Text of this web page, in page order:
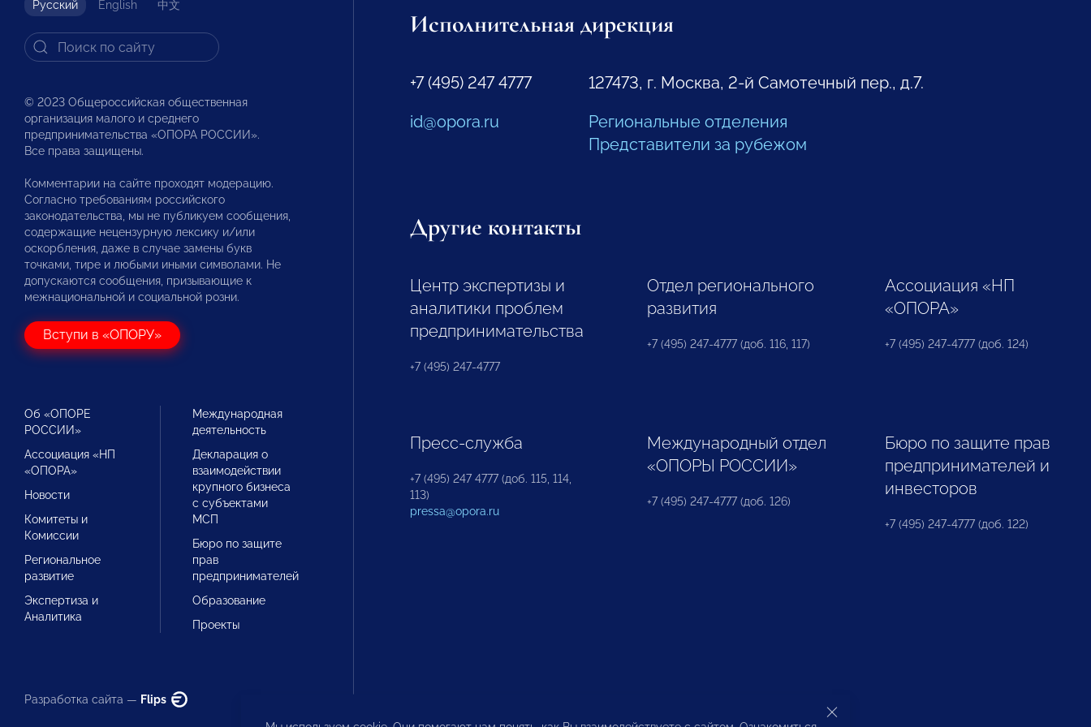
Русский English 中文
© 2023 Общероссийская общественная
организация малого и среднего
предпринимательства «ОПОРА РОССИИ».
Все права защищены.
Комментарии на сайте проходят модерацию.
Согласно требованиям российского
законодательства, мы не публикуем сообщения,
содержащие нецензурную лексику и/или
оскорбления, даже в случае замены букв
точками, тире и любыми иными символами. Не
допускаются сообщения, призывающие к
межнациональной и социальной розни.
Вступи в «ОПОРУ»
Об «ОПОРЕ
РОССИИ»
Ассоциация «НП
«ОПОРА»
Новости
Комитеты и
Комиссии
Региональное
развитие
Экспертиза и
Аналитика
Международная
деятельность
Декларация о
взаимодействии
крупного бизнеса
с субъектами
МСП
Бюро по защите
прав
предпринимателей
Образование
Проекты
Разработка сайта — Flips
Исполнительная дирекция
+7 (495) 247 4777
id@opora.ru
127473, г. Москва, 2-й Самотечный пер., д.7.
Региональные отделения
Представители за рубежом
Другие контакты
Центр экспертизы и
аналитики проблем
предпринимательства
+7 (495) 247-4777
Отдел регионального
развития
+7 (495) 247-4777 (доб. 116, 117)
Ассоциация «НП
«ОПОРА»
+7 (495) 247-4777 (доб. 124)
Пресс-служба
+7 (495) 247 4777 (доб. 115, 114,
113)
pressa@opora.ru
Международный отдел
«ОПОРЫ РОССИИ»
+7 (495) 247-4777 (доб. 126)
Бюро по защите прав
предпринимателей и
инвесторов
+7 (495) 247-4777 (доб. 122)